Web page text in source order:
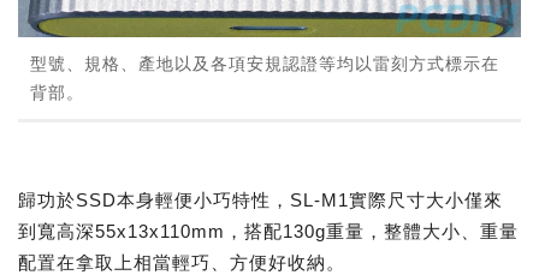
型號、規格、產地以及各項安規認證等均以雷刻方式標示在
背部。
歸功於SSD本身輕便小巧特性，SL-M1實際尺寸大小僅來
到寬高深55x13x110mm，搭配130g重量，整體大小、重量
配置在拿取上相當輕巧、方便好收納。